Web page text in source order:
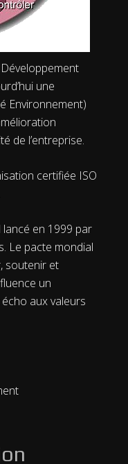
une
Environnement)
de l’entreprise.
certifiée ISO
en 1999 par
Le pacte mondial
soutenir et
un
aux valeurs